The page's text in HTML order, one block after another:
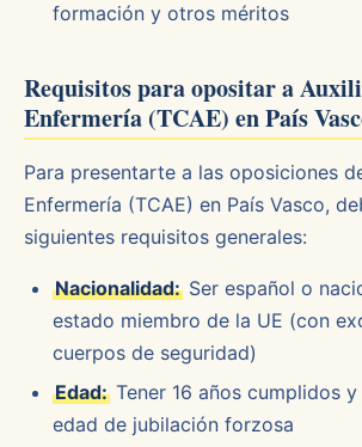
formación y otros méritos
Requisitos para opositar a
Enfermería (TCAE) en País
Para presentarte a las oposiciones
Enfermería (TCAE) en País Vasco,
siguientes requisitos generales:
Nacionalidad: Ser español o
estado miembro de la UE (con
cuerpos de seguridad)
Edad: Tener 16 años cumplidos
edad de jubilación forzosa